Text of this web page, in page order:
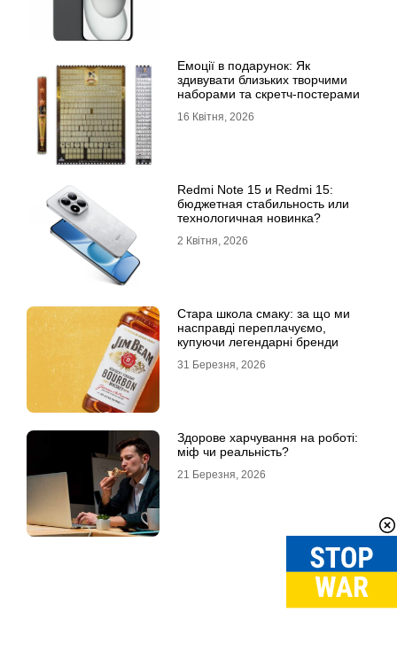
Емоції в подарунок: Як
здивувати близьких творчими
наборами та скретч-постерами
16 Квітня, 2026
Redmi Note 15 и Redmi 15:
бюджетная стабильность или
технологичная новинка?
2 Квітня, 2026
Стара школа смаку: за що ми
насправді переплачуємо,
купуючи легендарні бренди
31 Березня, 2026
Здорове харчування на роботі:
міф чи реальність?
21 Березня, 2026